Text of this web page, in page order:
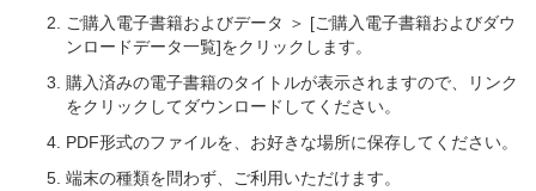
ご購入電子書籍およびデータ ＞ [ご購入電子書籍およびダウ
ンロードデータ一覧]をクリックします。
購入済みの電子書籍のタイトルが表示されますので、リンク
をクリックしてダウンロードしてください。
PDF形式のファイルを、お好きな場所に保存してください。
端末の種類を問わず、ご利用いただけます。